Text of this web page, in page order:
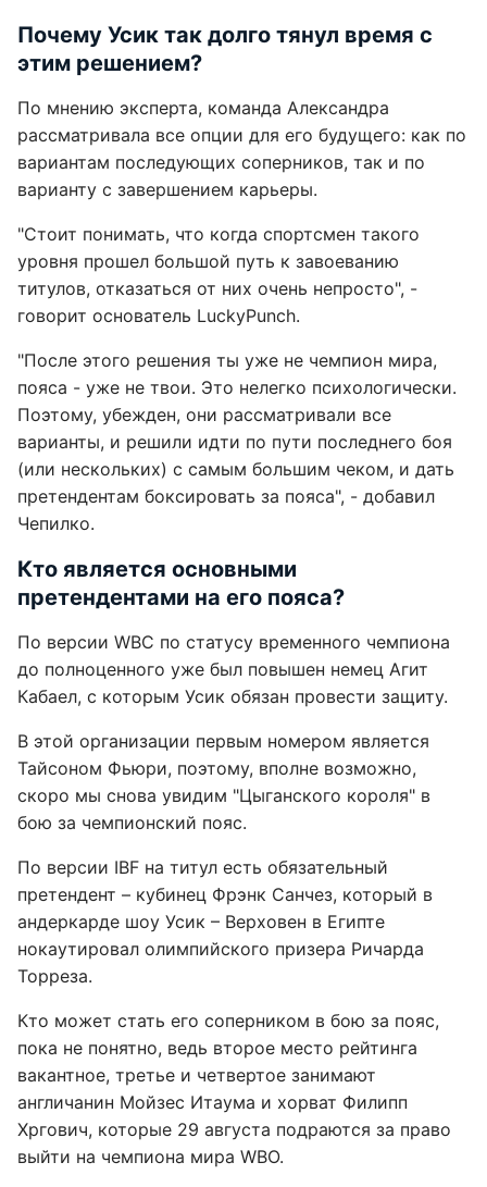
Почему Усик так долго тянул время с
этим решением?
По мнению эксперта, команда Александра
рассматривала все опции для его будущего: как по
вариантам последующих соперников, так и по
варианту с завершением карьеры.
"Стоит понимать, что когда спортсмен такого
уровня прошел большой путь к завоеванию
титулов, отказаться от них очень непросто", -
говорит основатель LuckyPunch.
"После этого решения ты уже не чемпион мира,
пояса - уже не твои. Это нелегко психологически.
Поэтому, убежден, они рассматривали все
варианты, и решили идти по пути последнего боя
(или нескольких) с самым большим чеком, и дать
претендентам боксировать за пояса", - добавил
Чепилко.
Кто является основными
претендентами на его пояса?
По версии WBC по статусу временного чемпиона
до полноценного уже был повышен немец Агит
Кабаел, с которым Усик обязан провести защиту.
В этой организации первым номером является
Тайсоном Фьюри, поэтому, вполне возможно,
скоро мы снова увидим "Цыганского короля" в
бою за чемпионский пояс.
По версии IBF на титул есть обязательный
претендент – кубинец Фрэнк Санчез, который в
андеркарде шоу Усик – Верховен в Египте
нокаутировал олимпийского призера Ричарда
Торреза.
Кто может стать его соперником в бою за пояс,
пока не понятно, ведь второе место рейтинга
вакантное, третье и четвертое занимают
англичанин Мойзес Итаума и хорват Филипп
Хргович, которые 29 августа подраются за право
выйти на чемпиона мира WBO.